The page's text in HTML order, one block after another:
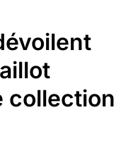
collection